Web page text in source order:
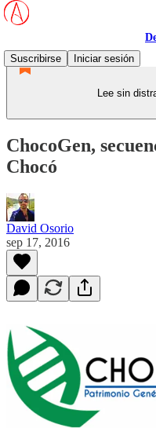
Suscribirse
Iniciar sesión
Lee sin
ChocoGen,
Chocó
David Osorio
sep 17, 2016